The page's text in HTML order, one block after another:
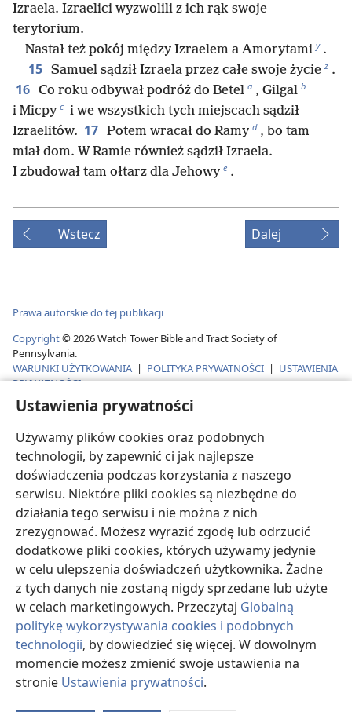
Ustawienia prywatności
Używamy plików cookies oraz podobnych
technologii, by zapewnić ci jak najlepsze
doświadczenia podczas korzystania z naszego
serwisu. Niektóre pliki cookies są niezbędne do
działania tego serwisu i nie można z nich
zrezygnować. Możesz wyrazić zgodę lub odrzucić
dodatkowe pliki cookies, których używamy jedynie
w celu ulepszenia doświadczeń użytkownika. Żadne
z tych danych nie zostaną nigdy sprzedane lub użyte
w celach marketingowych. Przeczytaj Globalną
politykę wykorzystywania cookies i podobnych
technologii, by dowiedzieć się więcej. W dowolnym
momencie możesz zmienić swoje ustawienia na
stronie Ustawienia prywatności.
Izraela. Izraelici wyzwolili z ich rąk swoje
terytorium.
Nastał też pokój między Izraelem a Amorytami y .
15 Samuel sądził Izraela przez całe swoje życie z .
16 Co roku odbywał podróż do Betel a , Gilgal b
i Micpy c i we wszystkich tych miejscach sądził
Izraelitów. 17 Potem wracał do Ramy d , bo tam
miał dom. W Ramie również sądził Izraela.
I zbudował tam ołtarz dla Jehowy e .
Wstecz Dalej
Prawa autorskie do tej publikacji
Copyright© 2026Watch Tower Bible and Tract Society of
Pennsylvania.
WARUNKI UŻYTKOWANIA | POLITYKA PRYWATNOŚCI | USTAWIENIA
PRYWATNOŚCI